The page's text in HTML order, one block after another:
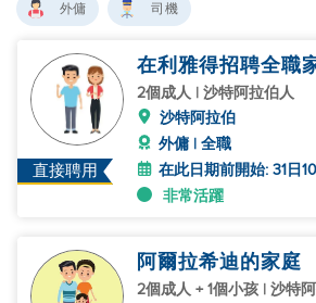
外傭 司機
直接聘用
在利雅得招聘全職
2個成人 | 沙特阿拉伯人
沙特阿拉伯
外傭 | 全職
在此日期前開始: 31日
非常活躍
阿爾拉希迪的家庭
2個成人 + 1個小孩 | 沙特